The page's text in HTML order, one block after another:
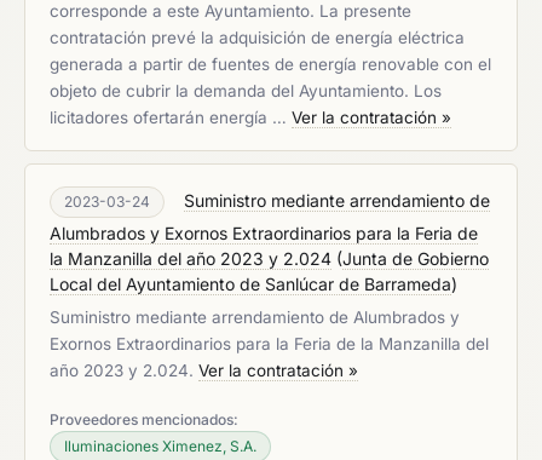
corresponde a este Ayuntamiento. La presente
contratación prevé la adquisición de energía eléctrica
generada a partir de fuentes de energía renovable con el
objeto de cubrir la demanda del Ayuntamiento. Los
licitadores ofertarán energía … Ver la contratación »
2023-03-24
Suministro mediante arrendamiento de
Alumbrados y Exornos Extraordinarios para la Feria de
la Manzanilla del año 2023 y 2.024 (Junta de Gobierno
Local del Ayuntamiento de Sanlúcar de Barrameda)
Suministro mediante arrendamiento de Alumbrados y
Exornos Extraordinarios para la Feria de la Manzanilla del
año 2023 y 2.024. Ver la contratación »
Proveedores mencionados:
Iluminaciones Ximenez, S.A.